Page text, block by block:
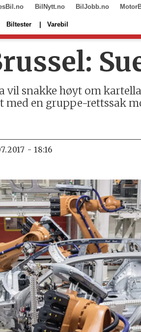
BilNytt.no BilJobb.no
Biltester Varebil
snakke høyt om
en gruppe-rettssak
- 18:16